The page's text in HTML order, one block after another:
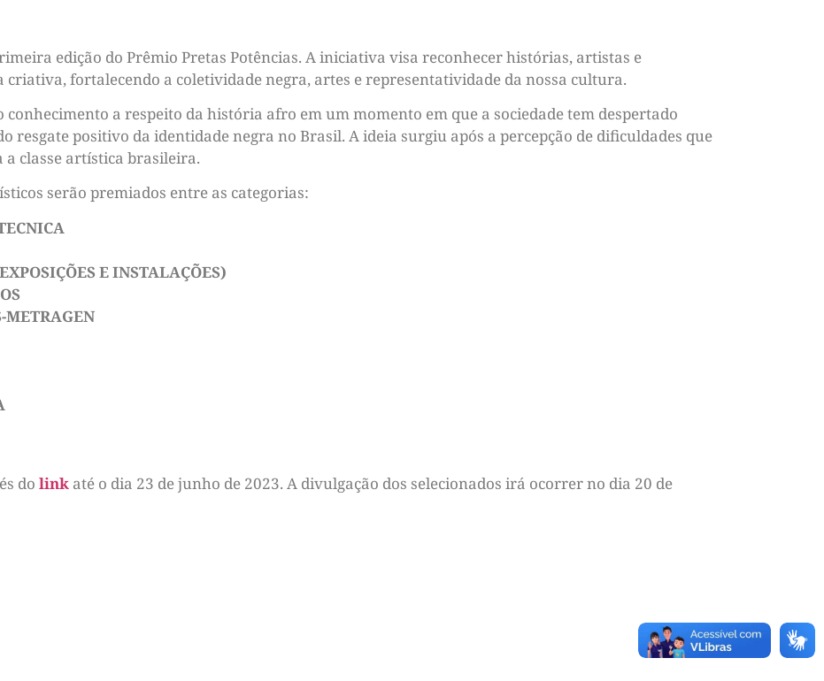
edição do Prêmio Pretas Potências. A iniciativa visa reconhecer histórias, artistas e
fortalecendo a coletividade negra, artes e representatividade da nossa cultura.
a respeito da história afro em um momento em que a sociedade tem despertado
resgate positivo da identidade negra no Brasil. A ideia surgiu após a percepção de dificuldades que
a classe artística brasileira.
serão premiados entre as categorias:
E INSTALAÇÕES)
METRAGEN
do link até o dia 23 de junho de 2023. A divulgação dos selecionados irá ocorrer no dia 20 de